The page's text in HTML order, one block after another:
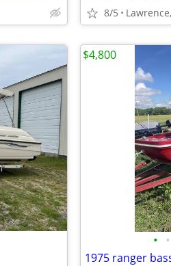
8/5
• •
1975 ranger
$4,800